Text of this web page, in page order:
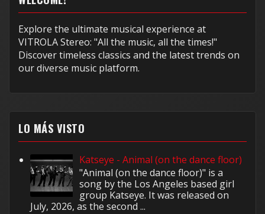
Explore the ultimate musical experience at
VITROLA Stereo: "All the music, all the times!"
Discover timeless classics and the latest trends on
our diverse music platform.
LO MÁS VISTO
Katseye - Animal (on the dance floor)
"Animal (on the dance floor)" is a
song by the Los Angeles based girl
group Katseye. It was released on
July, 2026, as the second ...